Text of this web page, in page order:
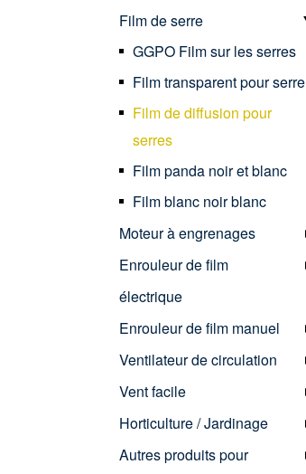
Film de serre
GGPO Film sur les serres
Film transparent pour serre
Film de diffusion pour
serres
Film panda noir et blanc
Film blanc noir blanc
Moteur à engrenages
Enrouleur de film
électrique
Enrouleur de film manuel
Ventilateur de circulation
Vent facile
Horticulture / Jardinage
Autres produits pour